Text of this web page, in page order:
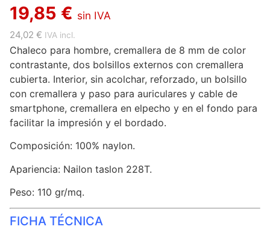
19,85 € sin IVA
24,02 € IVA incl.
Chaleco para hombre, cremallera de 8 mm de color
contrastante, dos bolsillos externos con cremallera
cubierta. Interior, sin acolchar, reforzado, un bolsillo
con cremallera y paso para auriculares y cable de
smartphone, cremallera en elpecho y en el fondo para
facilitar la impresión y el bordado.
Composición: 100% naylon.
Apariencia: Nailon taslon 228T.
Peso: 110 gr/mq.
FICHA TÉCNICA